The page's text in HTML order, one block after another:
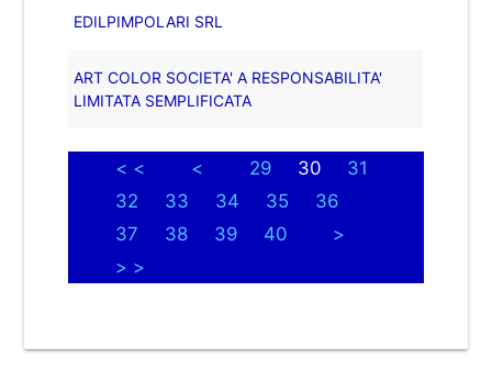
EDILPIMPOLARI SRL
ART COLOR SOCIETA' A RESPONSABILITA'
LIMITATA SEMPLIFICATA
< < < 29 30
31
32
33 34 35
36
37
38 39 40
>
> >